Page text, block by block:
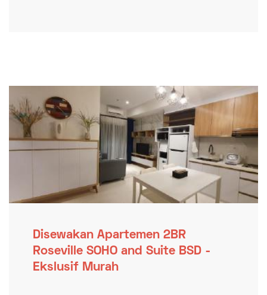
Disewakan Apartemen 2BR
Roseville SOHO and Suite BSD -
Ekslusif Murah